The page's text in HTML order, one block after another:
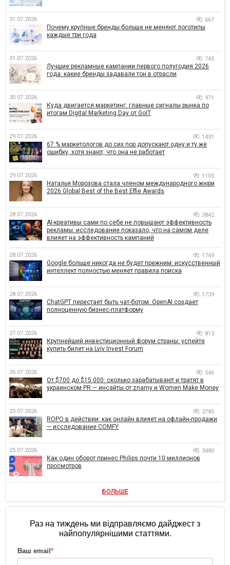
31.07.2026 667
Почему крупные бренды больше не меняют логотипы
каждые три года
31.07.2026 745
Лучшие рекламные кампании первого полугодия 2026
года: какие бренды задавали тон в отрасли
30.07.2026 971
Куда двигается маркетинг: главные сигналы рынка по
итогам Digital Marketing Day от GoIT
29.07.2026 1431
67 % маркетологов до сих пор допускают одну и ту же
ошибку, хотя знают, что она не работает
29.07.2026 1105
Наталья Морозова стала членом международного жюри
2026 Global Best of the Best Effie Awards
28.07.2026 3842
AI-креативы сами по себе не повышают эффективность
рекламы: исследование показало, что на самом деле
влияет на эффективность кампаний
28.07.2026 1749
Google больше никогда не будет прежним: искусственный
интеллект полностью меняет правила поиска
28.07.2026 1739
ChatGPT перестает быть чат-ботом. OpenAI создает
полноценную бизнес-платформу
27.07.2026 813
Крупнейший инвестиционный форум страны: успейте
купить билет на Lviv Invest Forum
26.07.2026 546
От $700 до $15 000: сколько зарабатывают и тратят в
украинском PR — инсайты от znamy и Women Make Money
25.07.2026 2785
ROPO в действии: как онлайн влияет на офлайн-продажи
— исследование COMFY
25.07.2026 3480
Как один оборот принес Philips почти 10 миллионов
просмотров
БОЛЬШЕ
Раз на тиждень ми відправляємо дайджест з
найпопулярнішими статтями.
Ваш email *